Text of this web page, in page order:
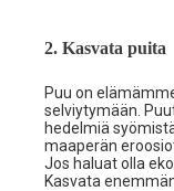
2. Kasvata puita
Puu on
selviytymään.
hedelmiä
maaperän
Jos haluat olla
Kasvata